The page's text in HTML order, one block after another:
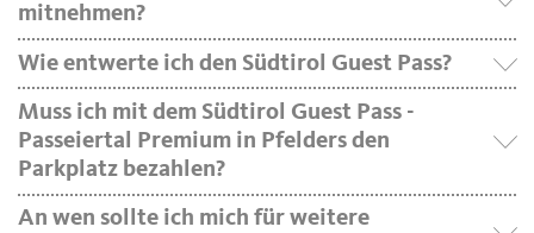
mitnehmen?
Wie entwerte ich den Südtirol Guest Pass?
Muss ich mit dem Südtirol Guest Pass -
Passeiertal Premium in Pfelders den
Parkplatz bezahlen?
An wen sollte ich mich für weitere